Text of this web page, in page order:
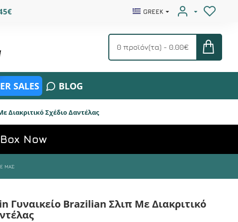
GREEK
0 προϊόν(τα) - 0.00€
SALES BLOG
Διακριτικό Σχέδιο Δαντέλας
Now
ΜΑΣ
Γυναικείο Brazilian Σλιπ Με Διακριτικό